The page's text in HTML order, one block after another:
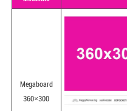
Megaboard
360×300